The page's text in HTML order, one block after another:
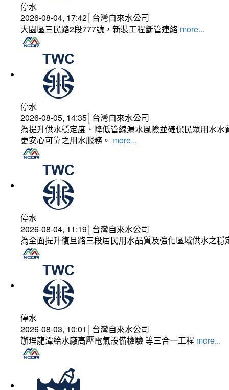
停水
2026-08-04, 17:42│台灣自來水公司
大園區三民路2段777號，新裝工程斷管連絡 more...
停水
2026-08-05, 14:35│台灣自來水公司
為提升供水穩定度、降低管線漏水風險並確保民眾用水
更安心可靠之用水服務。 more...
停水
2026-08-04, 11:19│台灣自來水公司
為全面提升復旦路三段居民用水品質及強化區域供水之
停水
2026-08-03, 10:01│台灣自來水公司
辦理龍潭給水廠高壓電氣設備檢驗 等三合一工程 more...